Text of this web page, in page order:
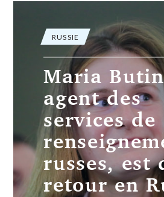
RUSSIE
Maria
agent des
services de
russes, est
retour en